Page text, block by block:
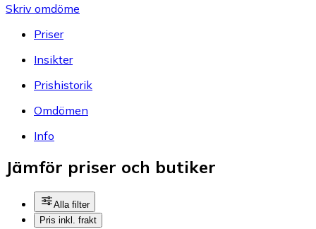
Skriv omdöme
Priser
Insikter
Prishistorik
Omdömen
Info
Jämför priser och butiker
Alla filter
Pris inkl. frakt